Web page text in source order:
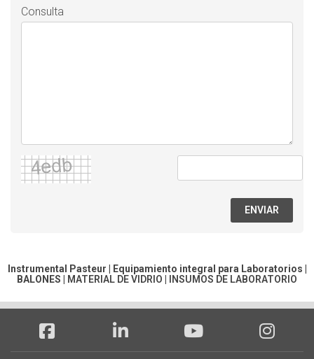
Consulta
ENVIAR
Instrumental Pasteur | Equipamiento integral para Laboratorios |
BALONES
MATERIAL DE VIDRIO INSUMOS DE LABORATORIO